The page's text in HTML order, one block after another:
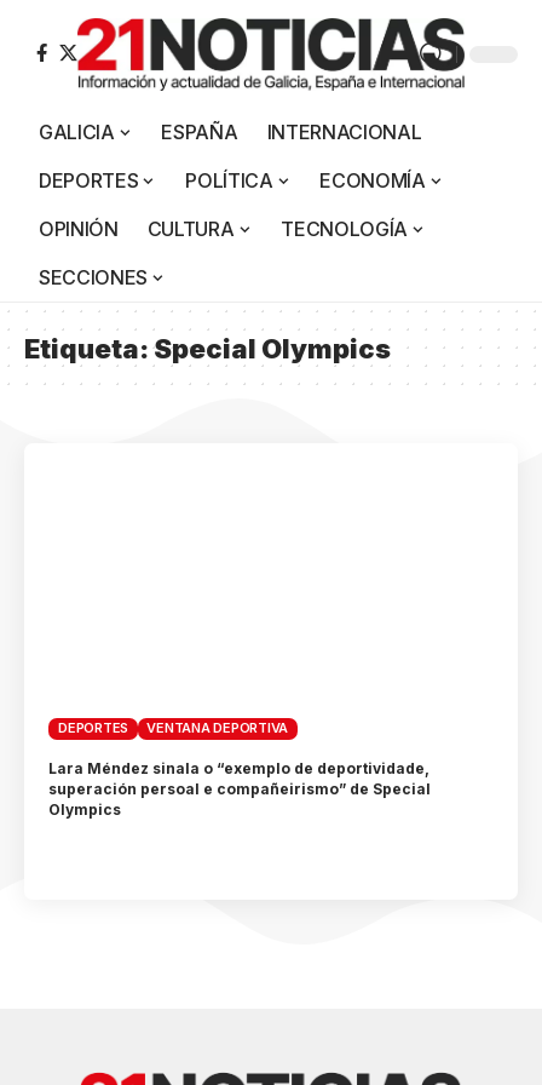
GALICIA ESPAÑA
INTERNACIONAL
DEPORTES
POLÍTICA
ECONOMÍA
OPINIÓN
CULTURA
TECNOLOGÍA
SECCIONES
Etiqueta:Special Olympics
DEPORTES VENTANA DEPORTIVA
Lara Méndez sinala o “exemplo de deportividade,
superación persoal e compañeirismo” de Special
Olympics